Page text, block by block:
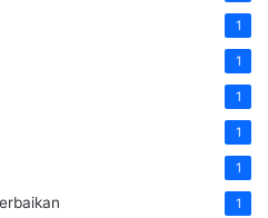
1
1
1
1
1
1